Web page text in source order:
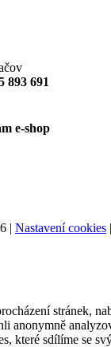
893 691
e-shop
| Nastavení cookies
stránek,
anonymně
které sdílíme se